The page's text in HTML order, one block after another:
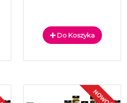
Do Koszyka